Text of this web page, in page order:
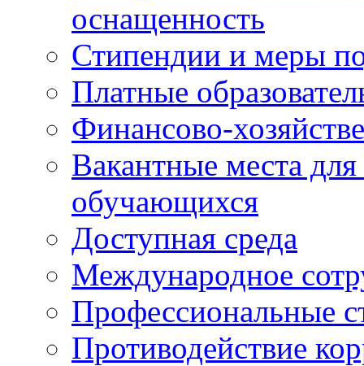
оснащенность
Стипендии и меры
Платные
Финансово-
Вакантные места
обучающихся
Доступная среда
Международное
Профессиональные
Противодействие